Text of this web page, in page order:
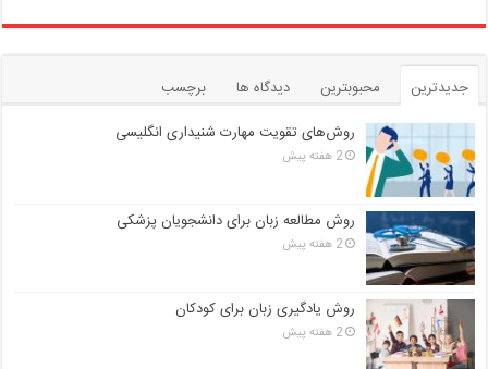
جدیدترین محبوبترین دیدگاه ها
برچسب
روش‌های تقویت مهارت شنیداری انگلیسی
2 هفته پیش
روش مطالعه زبان برای دانشجویان پزشکی
2 هفته پیش
روش یادگیری زبان برای کودکان
2 هفته پیش